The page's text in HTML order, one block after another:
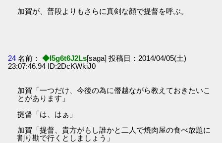
加賀が、普段よりもさらに真剣な顔で提督を呼ぶ。
24 名前： ◆I5g6t6J2Ls[saga] 投稿日：2014/04/05(土)
23:07:46.94 ID:2DcKWkiJ0
加賀「一つだけ、今後の為に僭越ながら教えておきたいこ
とがあります」
提督「は、はぁ」
加賀「提督、貴方がもし誰かと二人で焼肉屋の食べ放題に
割り勘で行くとしましょう」